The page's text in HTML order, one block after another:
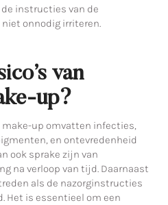
de instructies van de
onnodig irriteren.
van
up?
make-up omvatten infecties,
en ontevredenheid
ook sprake zijn van
na verloop van tijd. Daarnaast
als de nazorginstructies
Het is essentieel om een